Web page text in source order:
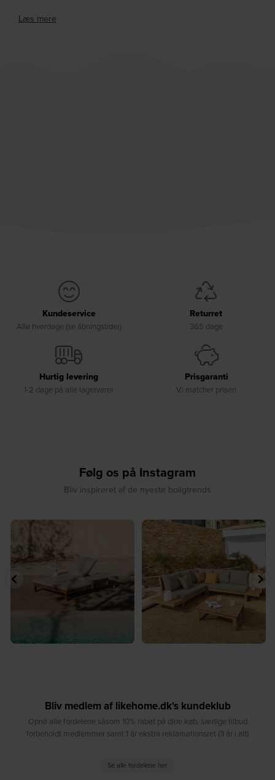
Læs mere
Kundeservice
Alle hverdage (se åbningstider)
Returret
365 dage
Hurtig levering
1-2 dage på alle lagervarer
Prisgaranti
Vi matcher prisen
Følg os på Instagram
Bliv inspireret af de nyeste boligtrends
☀️ Sommerens naturlige
samlingspunkt⁠
8 0
☀️ Find dit yndlingssted denne
8 0
Bliv medlem af likehome.dk's kundeklub
Opnå alle fordelene såsom 10% rabat på dine køb, særlige tilbud
forbeholdt medlemmer samt 1 år ekstra reklamationsret (3 år i alt)
Se alle fordelene her